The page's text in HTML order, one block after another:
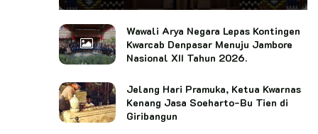
Wawali Arya Negara Lepas Kontingen
Kwarcab Denpasar Menuju Jambore
Nasional XII Tahun 2026.
Jelang Hari Pramuka, Ketua Kwarnas
Kenang Jasa Soeharto-Bu Tien di
Giribangun